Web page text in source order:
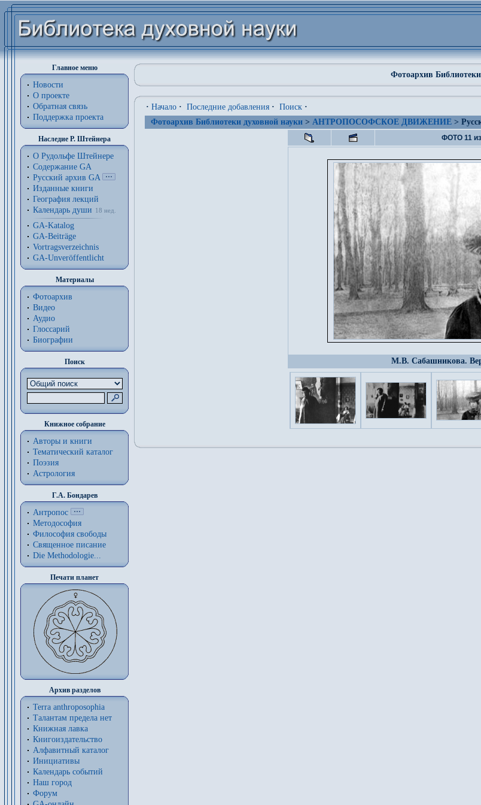
Главное меню
Новости
О проекте
Обратная связь
Поддержка проекта
Наследие Р. Штейнера
О Рудольфе Штейнере
Содержание GA
Русский архив GA
Изданные книги
География лекций
Календарь души
18 нед.
GA-Katalog
GA-Beiträge
Vortragsverzeichnis
GA-Unveröffentlicht
Материалы
Фотоархив
Видео
Аудио
Глоссарий
Биографии
Поиск
Книжное собрание
Авторы и книги
Тематический каталог
Поэзия
Астрология
Г.А. Бондарев
Антропос
Методософия
Философия cвободы
Священное писание
Die Methodologie...
Печати планет
Архив разделов
Terra anthroposophia
Талантам предела нет
Книжная лавка
Книгоиздательство
Алфавитный каталог
Инициативы
Календарь событий
Наш город
Форум
Фотоархив
· Начало · Последние добавления · Поиск ·
Фотоархив Библиотеки духовной науки > АНТРОПОСОФСКОЕ ДВИЖЕНИЕ >
ФОТО 11
М.В. Сабашникова.